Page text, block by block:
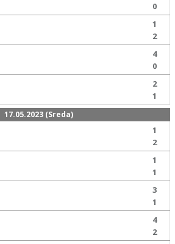
0
1
2
4
0
2
1
17.05.2023 (Sreda)
1
2
1
1
3
1
4
2